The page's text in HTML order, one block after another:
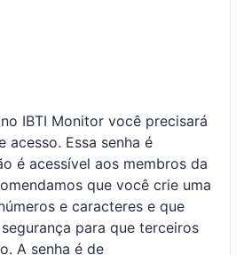
IBTI Monitor você precisará
acesso. Essa senha é
é acessível aos membros da
que você crie uma
e caracteres e que
para que terceiros
A senha é de